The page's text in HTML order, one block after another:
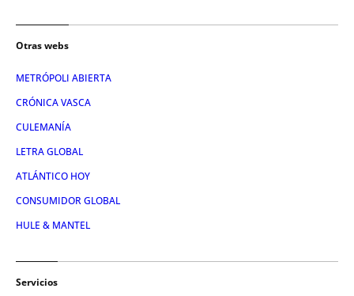
Otras webs
METRÓPOLI ABIERTA
CRÓNICA VASCA
CULEMANÍA
LETRA GLOBAL
ATLÁNTICO HOY
CONSUMIDOR GLOBAL
HULE & MANTEL
Servicios